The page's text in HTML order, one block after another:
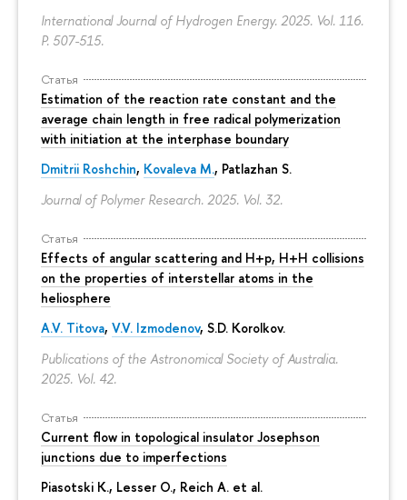
International Journal of Hydrogen Energy. 2025. Vol. 116.
P. 507-515.
Статья
Estimation of the reaction rate constant and the
average chain length in free radical polymerization
with initiation at the interphase boundary
Dmitrii Roshchin, Kovaleva M., Patlazhan S.
Journal of Polymer Research. 2025. Vol. 32.
Статья
Effects of angular scattering and H+p, H+H collisions
on the properties of interstellar atoms in the
heliosphere
A.V. Titova, V.V. Izmodenov, S.D. Korolkov.
Publications of the Astronomical Society of Australia.
2025. Vol. 42.
Статья
Current flow in topological insulator Josephson
junctions due to imperfections
Piasotski K., Lesser O., Reich A. et al.